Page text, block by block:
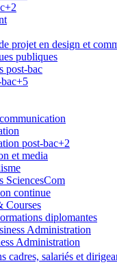
projet en design et
publiques
post-bac
post-bac+2
et media
SciencesCom
continue
Courses
diplomantes
Administration
Administration
cadres, salariés et